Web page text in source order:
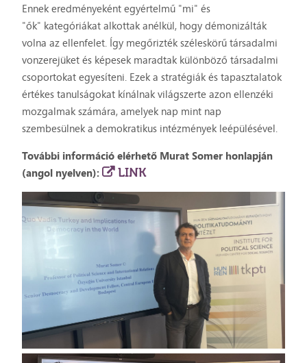
Ennek eredményeként egyértelmű "mi" és
"ők" kategóriákat alkottak anélkül, hogy démonizálták
volna az ellenfelet. Így megőrizték széleskörű társadalmi
vonzerejüket és képesek maradtak különböző társadalmi
csoportokat egyesíteni. Ezek a stratégiák és tapasztalatok
értékes tanulságokat kínálnak világszerte azon ellenzéki
mozgalmak számára, amelyek nap mint nap
szembesülnek a demokratikus intézmények leépülésével.
További információ elérhető Murat Somer honlapján
(angol nyelven):
LINK